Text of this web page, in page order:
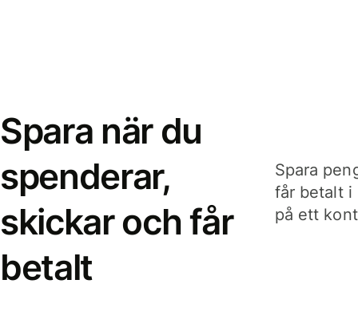
Spara när du
spenderar,
skickar och får
betalt
Spara
får betalt i
på ett